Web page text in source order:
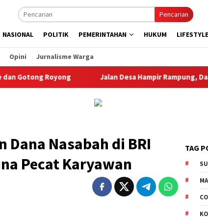
Pencarian
NASIONAL POLITIK PEMERINTAHAN HUKUM LIFESTYLE
Opini Jurnalisme Warga
Royong Jalan Desa Hampir Rampung, Dandim
Dana Nasabah di BRI
Pecat Karyawan
TAG